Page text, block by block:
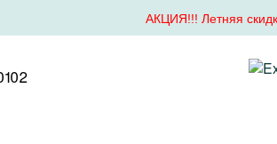
АКЦИЯ!!! Летняя